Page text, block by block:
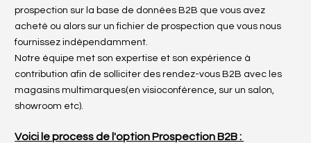
prospection sur la base de données B2B que vous avez
acheté ou alors sur un fichier de prospection que vous nous
fournissez indépendamment.
Notre équipe met son expertise et son expérience à
contribution afin de solliciter des rendez-vous B2B avec les
magasins multimarques(en visioconférence, sur un salon,
showroom etc).
Voici le process de l'option Prospection B2B :